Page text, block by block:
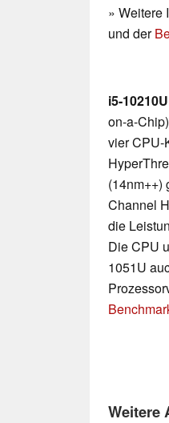
» Weitere
und der
i5-10210U
on-a-
vier CPU-
(14nm++)
Channel
die
Die CPU
1051U
Weitere